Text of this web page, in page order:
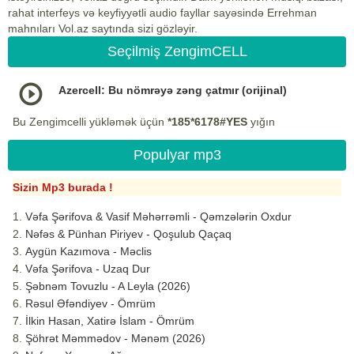
rahat interfeys və keyfiyyətli audio fayllar sayəsində Errehman
mahnıları Vol.az saytında sizi gözləyir.
Seçilmiş ZengimCELL
Azercell: Bu nömrəyə zəng çatmır (orijinal)
Bu Zengimcelli yükləmək üçün *185*6178#YES yığın
Populyar mp3
Sizin Mp3 burada !
Vəfa Şərifova & Vasif Məhərrəmli - Qəmzələrin Oxdur
Nəfəs & Pünhan Piriyev - Qoşulub Qaçaq
Aygün Kazımova - Məclis
Vəfa Şərifova - Uzaq Dur
Şəbnəm Tovuzlu - A Leyla (2026)
Rəsul Əfəndiyev - Ömrüm
İlkin Hasan, Xatirə İslam - Ömrüm
Şöhrət Məmmədov - Mənəm (2026)